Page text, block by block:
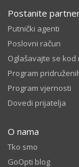
Postanite
Putnički agenti
Poslovni račun
Oglašavajte se kod
Program
Program vjernosti
Dovedi prijatelja
O nama
Tko smo
GoOpti blog